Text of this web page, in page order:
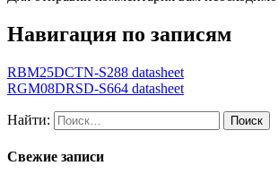
Навигация по записям
RBM25DCTN-S288 datasheet
RGM08DRSD-S664 datasheet
Найти:
Свежие записи